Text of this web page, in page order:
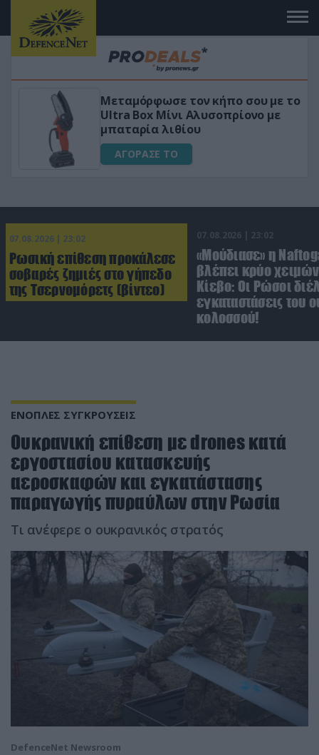
Μεταμόρφωσε τον κήπο σου με το
Ultra Box Μίνι Αλυσοπρίονο με
μπαταρία λιθίου
ΑΓΟΡΑΣΕ ΤΟ
07.08.2026 | 23:02
Ρωσική επίθεση προκάλεσε
σοβαρές ζημιές στο γήπεδο
της Τσερνομόρετς (βίντεο)
07.08.2026 | 23:02
«Μούδιασε» η
βλέπει κρύο
Κίεβο: Οι Ρώσοι
εγκαταστάσεις του
κολοσσού!
ΕΝΟΠΛΕΣ ΣΥΓΚΡΟΥΣΕΙΣ
Ουκρανική επίθεση με drones κατά
εργοστασίου κατασκευής
αεροσκαφών και εγκατάστασης
παραγωγής πυραύλων στην Ρωσία
Τι ανέφερε ο ουκρανικός στρατός
DefenceNet Newsroom